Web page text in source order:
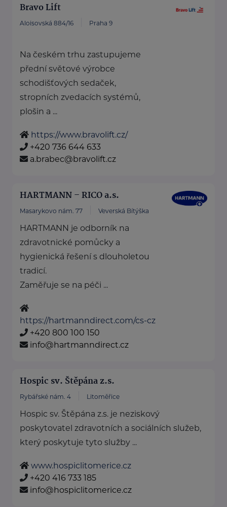
Bravo Lift
Aloisovská 884/16 Praha 9
Na českém trhu zastupujeme
přední světové výrobce
schodišťových sedaček,
stropních zvedacích systémů,
plošin a ...
https://www.bravolift.cz/
+420 736 644 633
a.brabec@bravolift.cz
HARTMANN – RICO a.s.
Masarykovo nám. 77 Veverská Bítýška
HARTMANN je odborník na
zdravotnické pomůcky a
hygienická řešení s dlouholetou
tradicí.
Zaměřuje se na péči ...
https://hartmanndirect.com/cs-cz
+420 800 100 150
info@hartmanndirect.cz
Hospic sv. Štěpána z.s.
Rybářské nám. 4 Litoměřice
Hospic sv. Štěpána z.s. je neziskový
poskytovatel zdravotních a sociálních služeb,
který poskytuje tyto služby ...
www.hospiclitomerice.cz
+420 416 733 185
info@hospiclitomerice.cz